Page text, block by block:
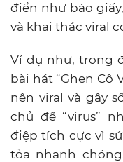
điển như báo
và khai thác viral
Ví dụ như, trong
bài hát “Ghen Cô
nên viral và gây
chủ đề “virus”
điệp tích cực vì
tỏa nhanh